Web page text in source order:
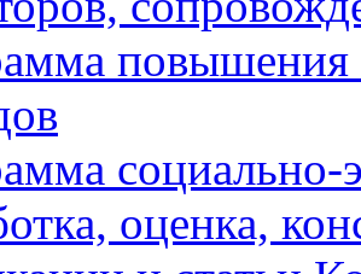
социально-
оценка,